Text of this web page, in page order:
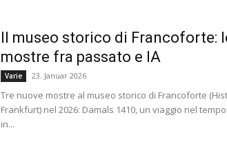
Il museo storico di Francoforte:
mostre fra passato e IA
Varie 23. Januar 2026
Tre nuove mostre al museo storico di Francoforte
Frankfurt) nel 2026: Damals 1410, un viaggio nel
in...